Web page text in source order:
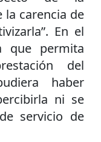
la carencia de
En el
que permita
del
haber
ni se
servicio de